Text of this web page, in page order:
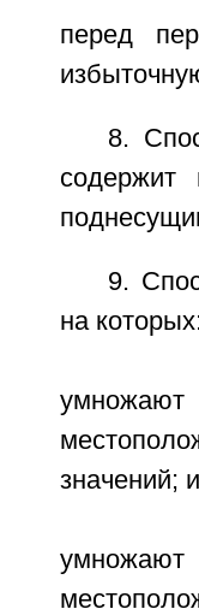
перед
8.
9.
на
значений; и